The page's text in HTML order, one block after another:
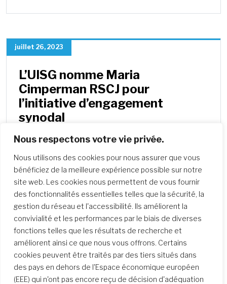
Nous respectons votre vie privée.
Nous utilisons des cookies pour nous assurer que vous
bénéficiez de la meilleure expérience possible sur notre
site web. Les cookies nous permettent de vous fournir
des fonctionnalités essentielles telles que la sécurité, la
gestion du réseau et l'accessibilité. Ils améliorent la
convivialité et les performances par le biais de diverses
fonctions telles que les résultats de recherche et
améliorent ainsi ce que nous vous offrons. Certains
cookies peuvent être traités par des tiers situés dans
des pays en dehors de l'Espace économique européen
(EEE) qui n'ont pas encore reçu de décision d'adéquation
juillet 26, 2023
L’UISG nomme Maria
Cimperman RSCJ pour
l’initiative d’engagement
synodal
Soeur Maria Cimperman RSCJ rejoindra le
tant que coordinatrice d’une nouvelle initiative
visant…